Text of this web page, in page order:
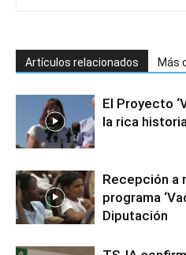
Artículos relacionados Más
El Proyecto
la rica
Recepción a
programa
Diputación